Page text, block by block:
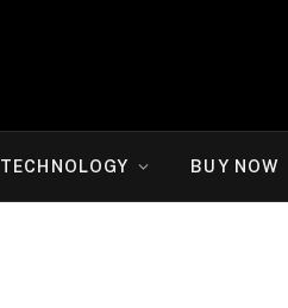
TECHNOLOGY BUY NOW